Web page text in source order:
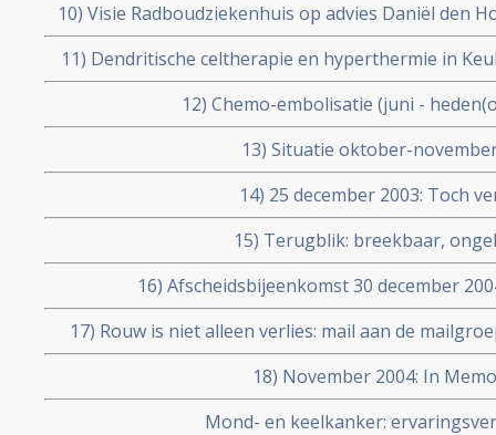
10) Visie Radboudziekenhuis op advies Daniël den
11) Dendritische celtherapie en hyperthermie in
12) Chemo-embolisatie (juni -
13) Situatie oktober-
14) 25 december 2003: Toch
15) Terugblik: breekbaar,
16) Afscheidsbijeenkomst 30 december
17) Rouw is niet alleen verlies: mail aan de
oktober 2004
18) November 2004: In
Mond- en keelkanker: